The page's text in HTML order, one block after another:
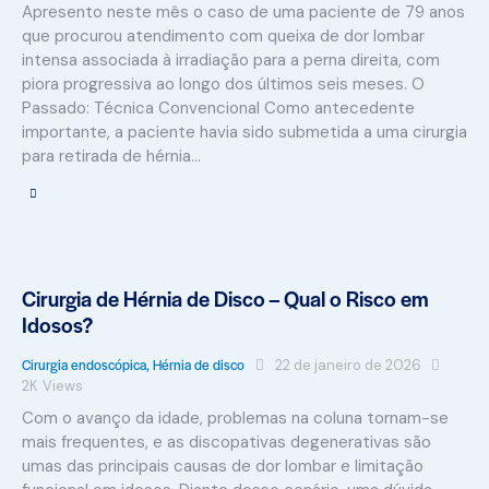
Apresento neste mês o caso de uma paciente de 79 anos
que procurou atendimento com queixa de dor lombar
intensa associada à irradiação para a perna direita, com
piora progressiva ao longo dos últimos seis meses. O
Passado: Técnica Convencional Como antecedente
importante, a paciente havia sido submetida a uma cirurgia
para retirada de hérnia…
Cirurgia de Hérnia de Disco – Qual o Risco em
Idosos?
Cirurgia endoscópica,Hérnia de disco
22 de janeiro de 2026
2K Views
Com o avanço da idade, problemas na coluna tornam-se
mais frequentes, e as discopativas degenerativas são
umas das principais causas de dor lombar e limitação